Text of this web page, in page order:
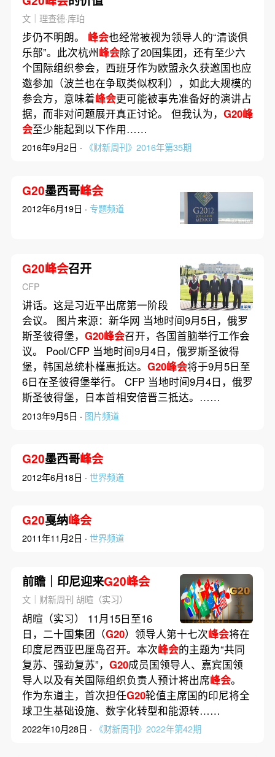
文｜理查德·库珀
步仍不明朗。 峰会也经常被视为领导人的“清谈俱
乐部”。此次杭州峰会除了20国集团，还有至少六
个国际组织参会，西班牙作为欧盟永久获邀国也应
邀参加（波兰也在争取类似权利），如此大规模的
参会方，意味着峰会更可能被事先准备好的演讲占
据，而非对问题展开真正讨论。 但我认为， G20峰
会至少能起到以下作用……
2016年9月2日 · 《财新周刊》2016年第35期
G20墨西哥峰会
2012年6月19日 · 专题频道
G20峰会召开
CFP
讲话。这是习近平出席第一阶段
会议。 图片来源：新华网 当地时间9月5日，俄罗
斯圣彼得堡， G20峰会召开，各国首脑举行工作会
议。 Pool/CFP 当地时间9月4日，俄罗斯圣彼得
堡，韩国总统朴槿惠抵达。 G20峰会将于9月5日至
6日在圣彼得堡举行。 CFP 当地时间9月4日，俄罗
斯圣彼得堡，日本首相安倍晋三抵达。……
2013年9月5日 · 图片频道
G20墨西哥峰会
2012年6月18日 · 世界频道
G20戛纳峰会
2011年11月2日 · 世界频道
前瞻｜印尼迎来G20峰会
文｜财新周刊 胡暄（实习）
胡暄（实习） 11月15日至16
日，二十国集团（G20）领导人第十七次峰会将在
印度尼西亚巴厘岛召开。本次峰会的主题为“共同
复苏、强劲复苏”， G20成员国领导人、嘉宾国领
导人以及有关国际组织负责人预计将出席峰会。
作为东道主，首次担任G20轮值主席国的印尼将全
球卫生基础设施、数字化转型和能源转……
2022年10月28日 · 《财新周刊》2022年第42期